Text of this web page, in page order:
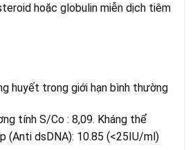
hoặc globulin miễn dịch tiêm
huyết trong giới hạn bình thường
tính S/Co : 8,09. Kháng thể
(Anti dsDNA): 10.85 (<25IU/ml)